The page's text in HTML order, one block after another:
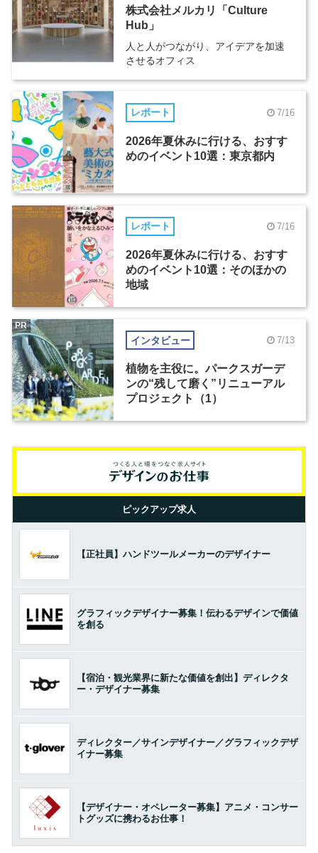
株式会社メルカリ「Culture
Hub」
人と人がつながり、アイデアを加速
させるオフィス
レポート 7/16
2026年夏休みに行ける、おすす
めのイベント10選：東京都内
レポート 7/16
2026年夏休みに行ける、おすす
めのイベント10選：そのほかの
地域
インタビュー 7/13
植物を主役に。パークスガーデ
ンの“残して磨く”リニューアル
プロジェクト（1）
PR
ピックアップ求人
【正社員】ハンドツールメーカーのデザイナー
グラフィックデザイナー募集！伝わるデザインで価値
を創る
【宿泊・観光業界に新たな価値を創出】ディレクタ
ー・デザイナー募集
ディレクター／サインデザイナー／グラフィックデザ
イナー募集
【デザイナー・オペレーター募集】アニメ・コンサー
トグッズに携わるお仕事！